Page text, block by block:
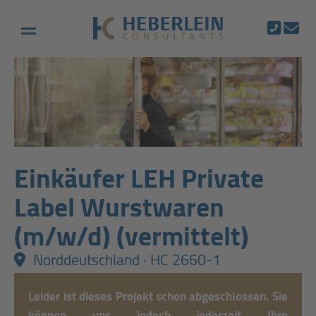
Einkäufer LEH Private
Label Wurstwaren
(m/w/d) (vermittelt)
Norddeutschland · HC 2660-1
Leider ist dieses Projekt schon abgeschlossen. Sie